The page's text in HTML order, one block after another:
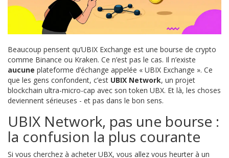
Beaucoup pensent qu’UBIX Exchange est une bourse de crypto
comme Binance ou Kraken. Ce n’est pas le cas. Il n’existe
aucune plateforme d’échange appelée « UBIX Exchange ». Ce
que les gens confondent, c’est UBIX Network, un projet
blockchain ultra-micro-cap avec son token UBX. Et là, les choses
deviennent sérieuses - et pas dans le bon sens.
UBIX Network, pas une bourse :
la confusion la plus courante
Si vous cherchez à acheter UBX, vous allez vous heurter à un